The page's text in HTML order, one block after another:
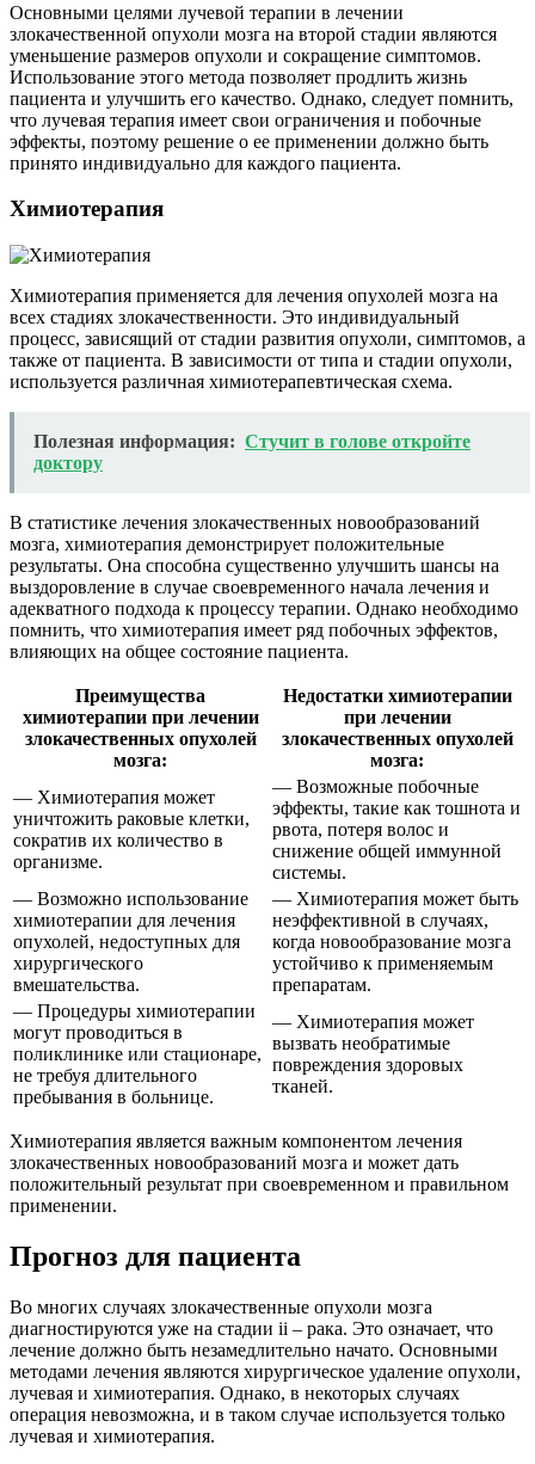
Основными целями лучевой терапии в лечении
злокачественной опухоли мозга на второй стадии являются
уменьшение размеров опухоли и сокращение симптомов.
Использование этого метода позволяет продлить жизнь
пациента и улучшить его качество. Однако, следует помнить,
что лучевая терапия имеет свои ограничения и побочные
эффекты, поэтому решение о ее применении должно быть
принято индивидуально для каждого пациента.
Химиотерапия
Химиотерапия применяется для лечения опухолей мозга на
всех стадиях злокачественности. Это индивидуальный
процесс, зависящий от стадии развития опухоли, симптомов, а
также от пациента. В зависимости от типа и стадии опухоли,
используется различная химиотерапевтическая схема.
Полезная информация: Стучит в голове откройте
доктору
В статистике лечения злокачественных новообразований
мозга, химиотерапия демонстрирует положительные
результаты. Она способна существенно улучшить шансы на
выздоровление в случае своевременного начала лечения и
адекватного подхода к процессу терапии. Однако необходимо
помнить, что химиотерапия имеет ряд побочных эффектов,
влияющих на общее состояние пациента.
Преимущества
химиотерапии при лечении
злокачественных опухолей
мозга:
Недостатки химиотерапии
при лечении
злокачественных опухолей
мозга:
— Химиотерапия может
уничтожить раковые клетки,
сократив их количество в
организме.
— Возможные побочные
эффекты, такие как тошнота и
рвота, потеря волос и
снижение общей иммунной
системы.
— Возможно использование
химиотерапии для лечения
опухолей, недоступных для
хирургического
вмешательства.
— Химиотерапия может быть
неэффективной в случаях,
когда новообразование мозга
устойчиво к применяемым
препаратам.
— Процедуры химиотерапии
могут проводиться в
поликлинике или стационаре,
не требуя длительного
пребывания в больнице.
— Химиотерапия может
вызвать необратимые
повреждения здоровых
тканей.
Химиотерапия является важным компонентом лечения
злокачественных новообразований мозга и может дать
положительный результат при своевременном и правильном
применении.
Прогноз для пациента
Во многих случаях злокачественные опухоли мозга
диагностируются уже на стадии ii – рака. Это означает, что
лечение должно быть незамедлительно начато. Основными
методами лечения являются хирургическое удаление опухоли,
лучевая и химиотерапия. Однако, в некоторых случаях
операция невозможна, и в таком случае используется только
лучевая и химиотерапия.